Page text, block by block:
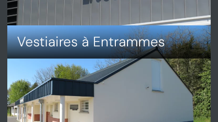
Vestiaires à Entrammes
DÉCOUVRIR
VESTIAIRES
À
ENTRAMMES